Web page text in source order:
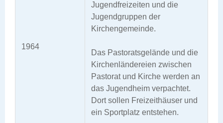
1964
Jugendfreizeiten und die
Jugendgruppen der
Kirchengemeinde.
Das Pastoratsgelände und die
Kirchenländereien zwischen
Pastorat und Kirche werden an
das Jugendheim verpachtet.
Dort sollen Freizeithäuser und
ein Sportplatz entstehen.